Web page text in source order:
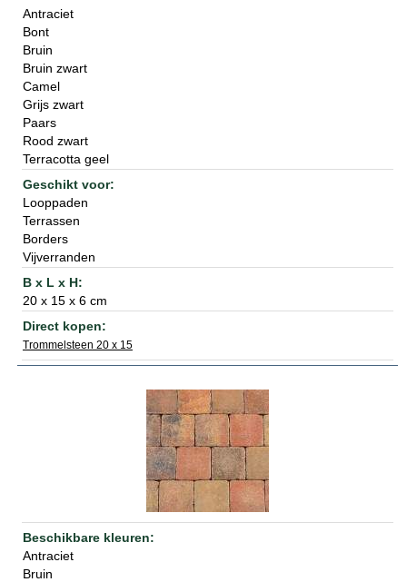
Antraciet
Bont
Bruin
Bruin zwart
Camel
Grijs zwart
Paars
Rood zwart
Terracotta geel
Looppaden
Terrassen
Borders
Vijverranden
20 x 15 x 6 cm
Trommelsteen 20 x 15
Antraciet
Bruin